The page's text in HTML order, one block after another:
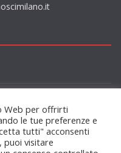
Web per offrirti
le tue preferenze e
tutti" acconsenti
puoi visitare